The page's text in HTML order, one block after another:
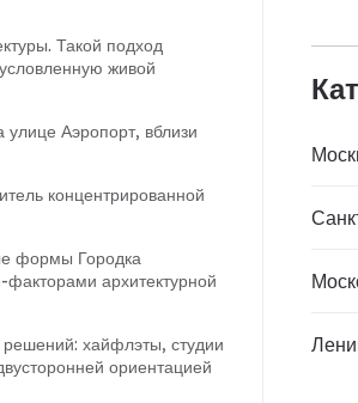
Такой подход
живой
Аэропорт, вблизи
концентрированной
формы Городка
архитектурной
хайфлэты, студии
ориентацией